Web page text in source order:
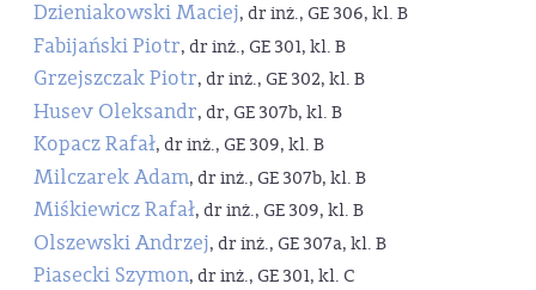
Dzieniakowski Maciej, dr inż., GE 306, kl. B
Fabijański Piotr, dr inż., GE 301, kl. B
Grzejszczak Piotr, dr inż., GE 302, kl. B
Husev Oleksandr, dr, GE 307b, kl. B
Kopacz Rafał, dr inż., GE 309, kl. B
Milczarek Adam, dr inż., GE 307b, kl. B
Miśkiewicz Rafał, dr inż., GE 309, kl. B
Olszewski Andrzej, dr inż., GE 307a, kl. B
Piasecki Szymon, dr inż., GE 301, kl. C